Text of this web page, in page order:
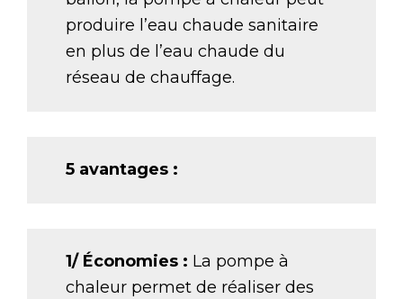
produire l’eau chaude sanitaire
en plus de l’eau chaude du
réseau de chauffage.
5 avantages :
1/ Économies : La pompe à
chaleur permet de réaliser des